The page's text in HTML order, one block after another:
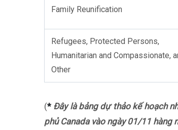
Family Reunification
Refugees, Protected Persons,
Humanitarian and Compassionate,
Other
(* Đây là bảng dự thảo kế hoạch
phủ Canada vào ngày 01/11 hàng